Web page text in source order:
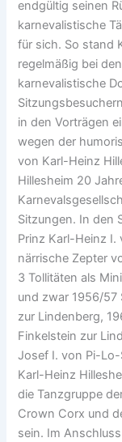
endgültig seinen
karnevalistische
für sich. So stand
regelmäßig bei
karnevalistische
in den Vorträgen
wegen der
von Karl-Heinz
Hillesheim 20
Sitzungen. In den
Prinz Karl-Heinz I.
närrische Zepter
3 Tollitäten als
und zwar 1956/57
zur Lindenberg,
Finkelstein zur
Josef I. von Pi-
Karl-Heinz
die Tanzgruppe
Crown Corx und
sein. Im